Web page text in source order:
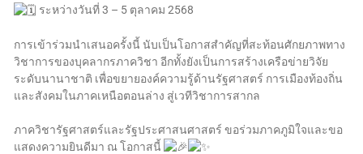
ระหว่างวันที่ 3 – 5 ตุลาคม 2568
การเข้าร่วมนำเสนอครั้งนี้ นับเป็นโอกาสสำคัญที่สะท้อนศักยภาพทาง
วิชาการของบุคลากรภาควิชา อีกทั้งยังเป็นการสร้างเครือข่ายวิจัย
ระดับนานาชาติ เพื่อขยายองค์ความรู้ด้านรัฐศาสตร์ การเมืองท้องถิ่น
และสังคมในภาคเหนือตอนล่าง สู่เวทีวิชาการสากล
ภาควิชารัฐศาสตร์และรัฐประศาสนศาสตร์ ขอร่วมภาคภูมิใจและขอ
แสดงความยินดีมา ณ โอกาสนี้